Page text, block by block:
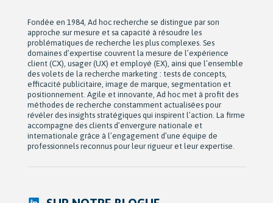
Fondée en 1984, Ad hoc recherche se distingue par son
approche sur mesure et sa capacité à résoudre les
problématiques de recherche les plus complexes. Ses
domaines d’expertise couvrent la mesure de l’expérience
client (CX), usager (UX) et employé (EX), ainsi que l’ensemble
des volets de la recherche marketing : tests de concepts,
efficacité publicitaire, image de marque, segmentation et
positionnement. Agile et innovante, Ad hoc met à profit des
méthodes de recherche constamment actualisées pour
révéler des insights stratégiques qui inspirent l’action. La firme
accompagne des clients d’envergure nationale et
internationale grâce à l’engagement d’une équipe de
professionnels reconnus pour leur rigueur et leur expertise.